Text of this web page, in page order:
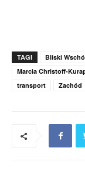
TAGI Bliski
Marcia Christoff-
transport
Zachód